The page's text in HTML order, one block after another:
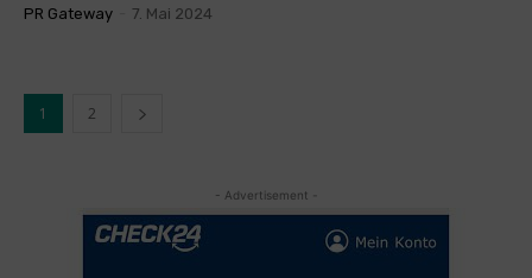
PR Gateway 7. Mai 2024
1 2
- Advertisement -